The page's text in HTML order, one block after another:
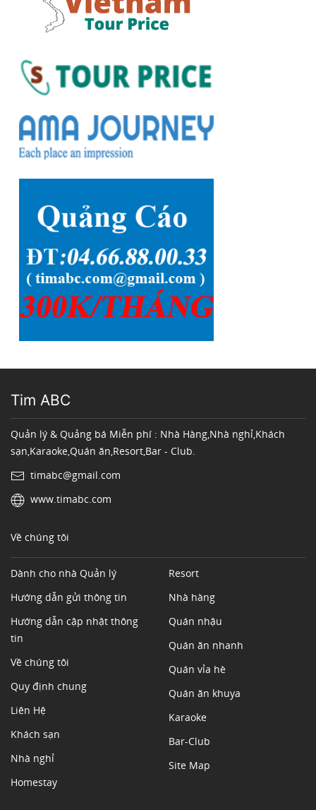
Tim ABC
Quản lý & Quảng bá Miễn phí : Nhà Hàng,Nhà nghỉ,Khách
sạn,Karaoke,Quán ăn,Resort,Bar - Club.
timabc@gmail.com
www.timabc.com
Về chúng tôi
Dành cho nhà Quản lý
Hướng dẫn gửi thông tin
Hướng dẫn cập nhật thông
tin
Về chúng tôi
Quy định chung
Liên Hệ
Khách sạn
Nhà nghỉ
Homestay
Resort
Nhà hàng
Quán nhậu
Quán ăn nhanh
Quán vỉa hè
Quán ăn khuya
Karaoke
Bar-Club
Site Map